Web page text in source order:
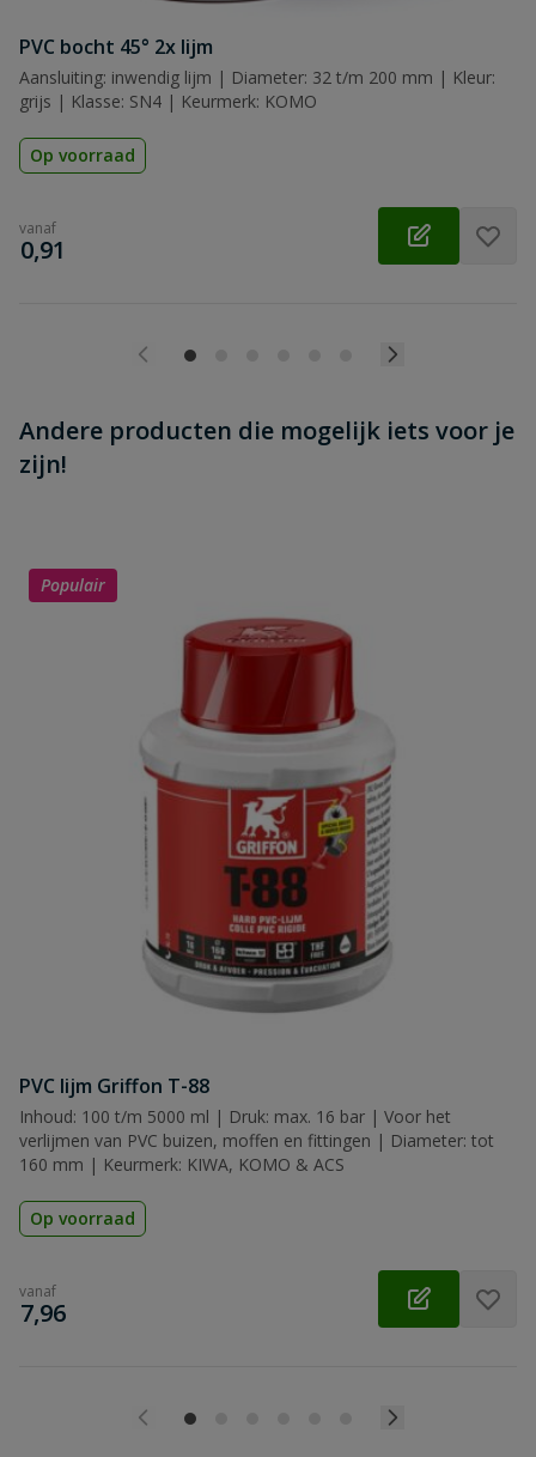
Beoordeling versturen
PVC bocht 45° 2x lijm
Aansluiting: inwendig lijm | Diameter: 32 t/m 200 mm | Kleur:
grijs | Klasse: SN4 | Keurmerk: KOMO
Op voorraad
vanaf
€
0,91
Andere producten die mogelijk iets voor je
zijn!
Populair
PVC lijm Griffon T-88
Inhoud: 100 t/m 5000 ml | Druk: max. 16 bar | Voor het
verlijmen van PVC buizen, moffen en fittingen | Diameter: tot
160 mm | Keurmerk: KIWA, KOMO & ACS
Op voorraad
vanaf
€
7,96